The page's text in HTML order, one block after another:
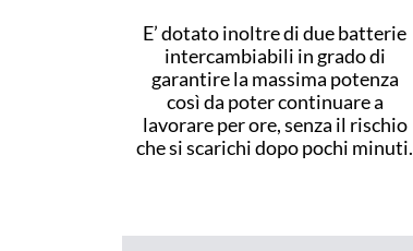
E’ dotato inoltre di due batterie
intercambiabili in grado di
garantire la massima potenza
così da poter continuare a
lavorare per ore, senza il rischio
che si scarichi dopo pochi minuti.